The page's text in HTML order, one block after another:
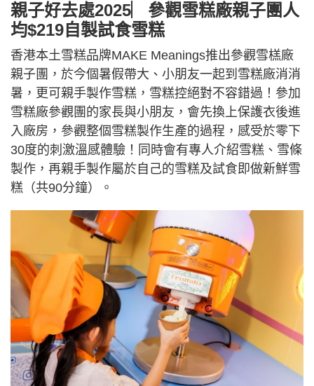
親子好去處2025︳參觀雪糕廠親子團人
均$219自製試食雪糕
香港本土雪糕品牌MAKE Meanings推出參觀雪榚廠
親子團，於今個暑假帶大、小朋友一起到雪糕廠消消
暑，更可親手製作雪糕，雪糕控絕對不容錯過！參加
雪糕廠參觀團的家長與小朋友，會先換上保護衣後進
入廠房，參觀整個雪糕製作生產的過程，感受於零下
30度的刺激溫感體驗！同時會有專人介紹雪糕、雪條
製作，再親手製作屬於自己的雪糕及試食即做新鮮雪
糕（共90分鐘）。